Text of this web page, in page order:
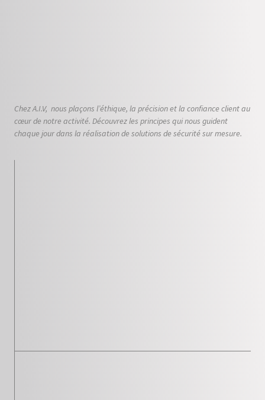
Chez A.I.V, nous plaçons l’éthique, la précision et la confiance client au
cœur de notre activité. Découvrez les principes qui nous guident
chaque jour dans la réalisation de solutions de sécurité sur mesure.